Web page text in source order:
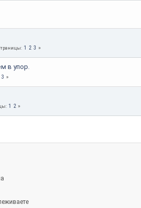
1 2 3
в упор.
3
1 2